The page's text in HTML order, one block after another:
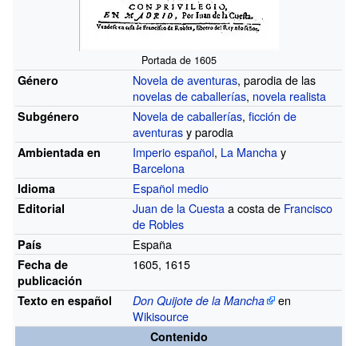
Portada de 1605
Género Novela de aventuras, parodia de las
novelas de caballerías, novela realista
Subgénero Novela de caballerías,ficción de
aventurasy parodia
Ambientada en Imperio español, La Manchay
Barcelona
Idioma Español medio
Editorial Juan de la Cuestaa costa de Francisco
de Robles
País España
Fecha de
publicación
1605, 1615
Texto en español Don Quijote de la Mancha
en
Wikisource
Contenido